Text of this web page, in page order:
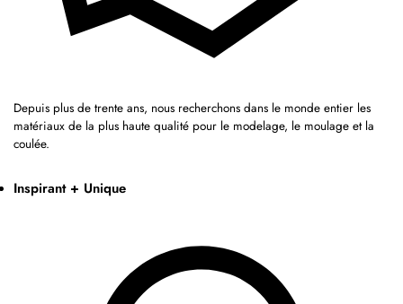
Depuis plus de trente ans, nous recherchons dans le monde entier les
matériaux de la plus haute qualité pour le modelage, le moulage et la
coulée.
Inspirant + Unique